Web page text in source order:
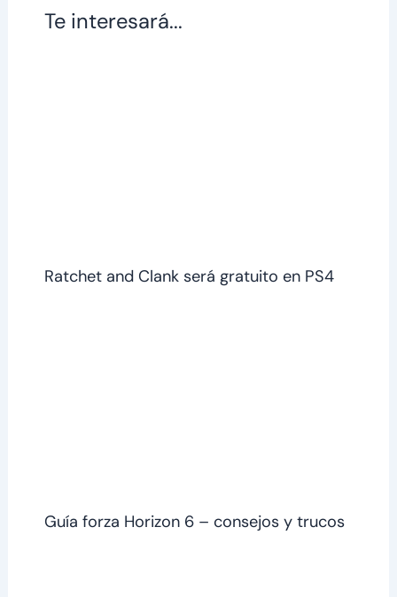
Te interesará...
Ratchet and Clank será gratuito en PS4
Guía forza Horizon 6 – consejos y trucos